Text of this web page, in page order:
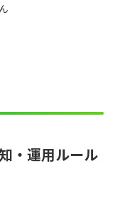
・運用ルール